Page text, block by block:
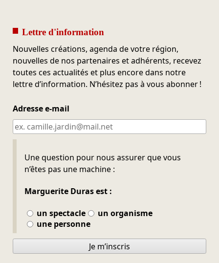
Lettre d'information
Nouvelles créations, agenda de votre région,
nouvelles de nos partenaires et adhérents, recevez
toutes ces actualités et plus encore dans notre
lettre d’information. N’hésitez pas à vous abonner !
Adresse e-mail
Une question pour nous assurer que vous
n’êtes pas une machine :
Marguerite Duras est :
un spectacle
un organisme
une personne
Ne pas remplir
Je m’inscris